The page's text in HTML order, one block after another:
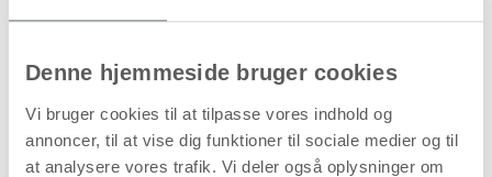
Denne hjemmeside bruger cookies
Vi bruger cookies til at tilpasse vores indhold og
annoncer, til at vise dig funktioner til sociale medier og til
at analysere vores trafik. Vi deler også oplysninger om
Køb mere og spar